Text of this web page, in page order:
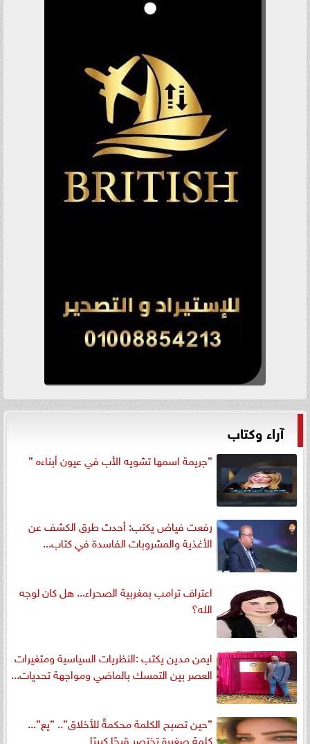
آراء وكتاب
”جريمة اسمها تشويه الأب في عيون أبناءه ”
رفعت فياض يكتب: أحدث طرق الكشف عن
الأغذية والمشروبات الفاسدة في كتاب...
اعتراف ترامب بمغربية الصحراء... هل كان لوجه
الله؟
ايمن مدين يكتب :النظريات السياسية ومتغيرات
العصر بين التمسك بالماضي ومواجهة تحديات...
”حين تصبح الكلمة محكمةً للأخلاق”.. ”يع”...
كلمة صغيرة تختصر قبحًا كبيرًا